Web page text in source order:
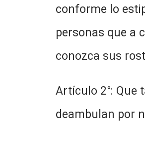
conforme lo
personas que a
conozca sus
Artículo 2°: Que
deambulan por